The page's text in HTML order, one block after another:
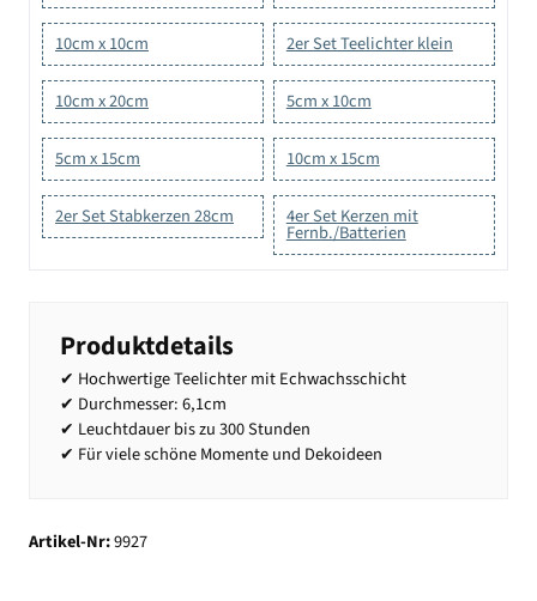
10cm x 10cm 2er Set Teelichter klein
10cm x 20cm 5cm x 10cm
5cm x 15cm 10cm x 15cm
2er Set Stabkerzen 28cm 4er Set Kerzen mit
Fernb./Batterien
Produktdetails
✔ Hochwertige Teelichter mit Echwachsschicht
✔ Durchmesser: 6,1cm
✔ Leuchtdauer bis zu 300 Stunden
✔ Für viele schöne Momente und Dekoideen
Artikel-Nr:9927